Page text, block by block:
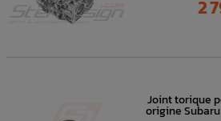
2
Joint torique
origine Subaru